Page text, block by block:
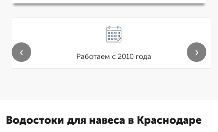
Работаем с 2010 года
‹ ›
Водостоки для навеса в Краснодаре